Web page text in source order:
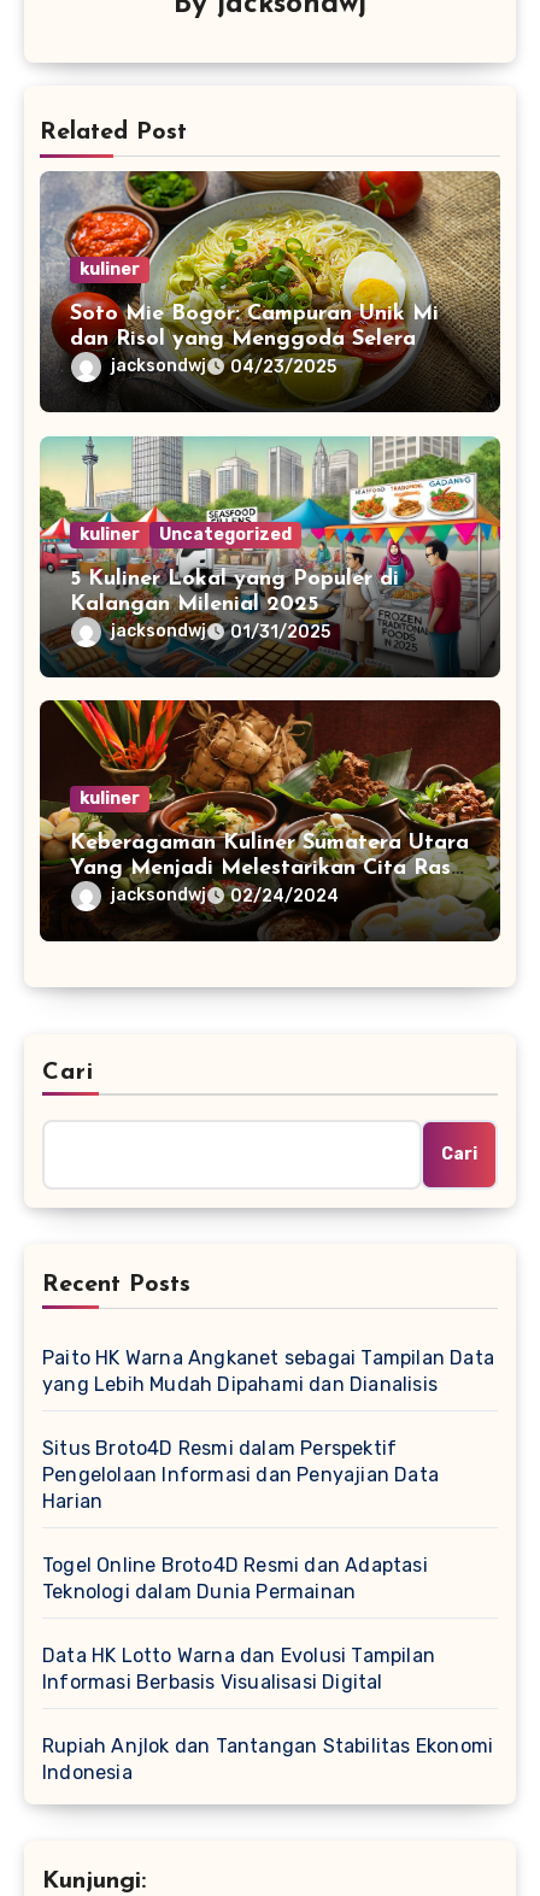
Related Post
kuliner
Soto Mie Bogor: Campuran Unik Mi
dan Risol yang Menggoda Selera
jacksondwj 04/23/2025
kuliner Uncategorized
5 Kuliner Lokal yang Populer di
Kalangan Milenial 2025
jacksondwj 01/31/2025
kuliner
Keberagaman Kuliner Sumatera Utara
Yang Menjadi Melestarikan Cita Rasa
Warisan Nenek Moyang
jacksondwj 02/24/2024
Cari
Cari
Recent Posts
Paito HK Warna Angkanet sebagai Tampilan Data
yang Lebih Mudah Dipahami dan Dianalisis
Situs Broto4D Resmi dalam Perspektif
Pengelolaan Informasi dan Penyajian Data
Harian
Togel Online Broto4D Resmi dan Adaptasi
Teknologi dalam Dunia Permainan
Data HK Lotto Warna dan Evolusi Tampilan
Informasi Berbasis Visualisasi Digital
Rupiah Anjlok dan Tantangan Stabilitas Ekonomi
Indonesia
Kunjungi: